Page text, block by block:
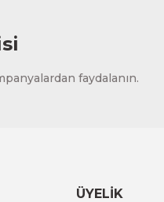
faydalanın.
ÜYELİK